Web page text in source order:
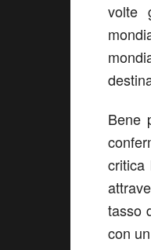
volte
Bene
critica
tasso
con